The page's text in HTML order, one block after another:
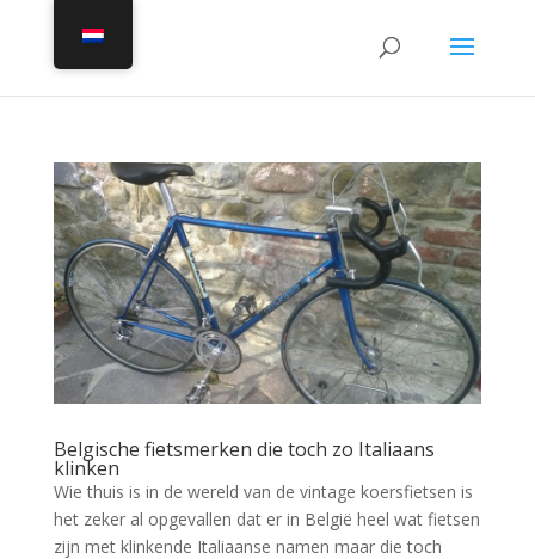
Belgische fietsmerken die toch zo Italiaans
klinken
Wie thuis is in de wereld van de vintage koersfietsen is
het zeker al opgevallen dat er in België heel wat fietsen
zijn met klinkende Italiaanse namen maar die toch